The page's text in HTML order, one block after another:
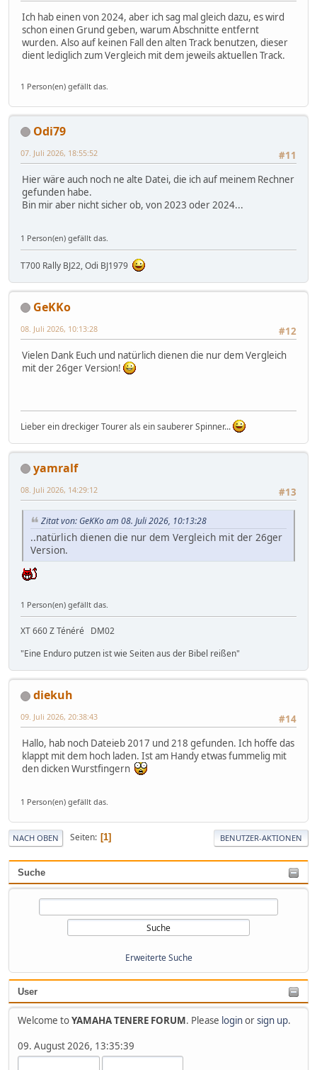
Suche
Erweiterte Suche
User
Welcome toYAMAHA TENERE FORUM. Please loginorsign up.
09. August 2026, 13:35:39
Ich hab einen von 2024, aber ich sag mal gleich dazu, es wird
schon einen Grund geben, warum Abschnitte entfernt
wurden. Also auf keinen Fall den alten Track benutzen, dieser
dient lediglich zum Vergleich mit dem jeweils aktuellen Track.
1 Person(en) gefällt das.
Odi79
#11
07. Juli 2026, 18:55:52
Hier wäre auch noch ne alte Datei, die ich auf meinem Rechner
gefunden habe.
Bin mir aber nicht sicher ob, von 2023 oder 2024...
1 Person(en) gefällt das.
T700 Rally BJ22, Odi BJ1979
GeKKo
#12
08. Juli 2026, 10:13:28
Vielen Dank Euch und natürlich dienen die nur dem Vergleich
mit der 26ger Version!
Lieber ein dreckiger Tourer als ein sauberer Spinner...
yamralf
#13
08. Juli 2026, 14:29:12
Zitat von: GeKKo am 08. Juli 2026, 10:13:28
..natürlich dienen die nur dem Vergleich mit der 26ger
Version.
1 Person(en) gefällt das.
XT 660 Z Ténéré DM02
"Eine Enduro putzen ist wie Seiten aus der Bibel reißen"
diekuh
#14
09. Juli 2026, 20:38:43
Hallo, hab noch Dateieb 2017 und 218 gefunden. Ich hoffe das
klappt mit dem hoch laden. Ist am Handy etwas fummelig mit
den dicken Wurstfingern
1 Person(en) gefällt das.
NACH OBEN Seiten 1 BENUTZER-AKTIONEN